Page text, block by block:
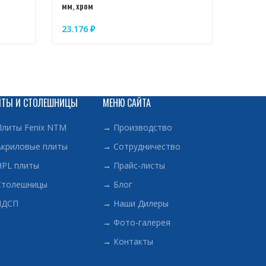
мм, хром
23.176 ₽
И СТОЛЕШНИЦЫ
Fenix NTM
плиты
плиты
МЕНЮ САЙТА
→ Производство
→ Сотрудничество
→ Прайс-листы
→ Блог
→ Наши Дилеры
→ Фото-галерея
→ Контакты